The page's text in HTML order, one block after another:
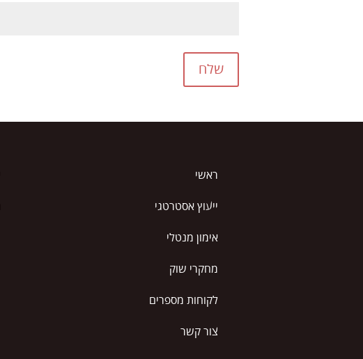
שלח
ראשי
ייעוץ אסטרטגי
אימון מנטלי
מחקרי שוק
לקוחות מספרים
צור קשר